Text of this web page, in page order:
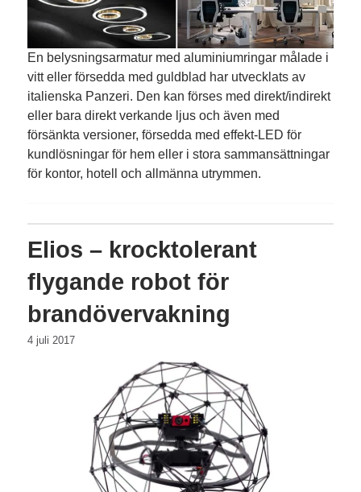
En belysningsarmatur med aluminiumringar målade i
vitt eller försedda med guldblad har utvecklats av
italienska Panzeri. Den kan förses med direkt/indirekt
eller bara direkt verkande ljus och även med
försänkta vers­ioner, försedda med effekt-LED för
kundlösningar för hem eller i stora sammansättningar
för kontor, hotell och allmänna utrymmen.
Elios – krocktolerant
flygande robot för
brandövervakning
4 juli 2017